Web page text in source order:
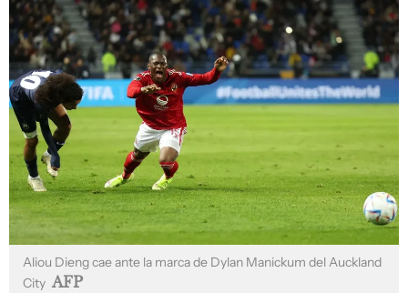
Aliou Dieng cae ante la marca de Dylan Manickum del Auckland
City AFP